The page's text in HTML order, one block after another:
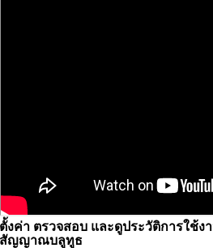
ตั้งค่า ตรวจสอบ และดูประวัติการใช้ง
สัญญาณบลูทูธ